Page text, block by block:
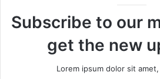
Subscribe to our
get the new
Lorem ipsum dolor sit